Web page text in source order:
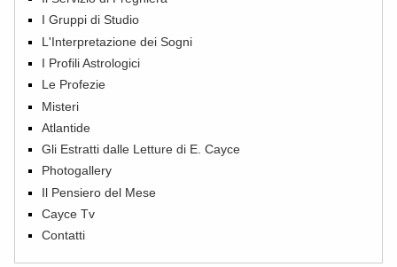
I Gruppi di Studio
L'Interpretazione dei Sogni
I Profili Astrologici
Le Profezie
Misteri
Atlantide
Gli Estratti dalle Letture di E. Cayce
Photogallery
Il Pensiero del Mese
Cayce Tv
Contatti